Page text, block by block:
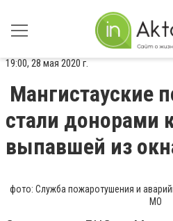
19:00, 28 мая 2020 г.
Мангистауские
стали донорами
выпавшей из
фото: Служба пожаротушения и
МО